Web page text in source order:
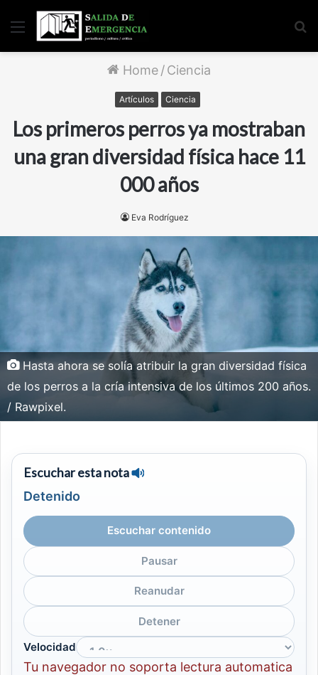
Menu
Home/Ciencia
Artículos Ciencia
Los primeros perros ya mostraban
una gran diversidad física hace 11
000 años
Eva Rodríguez
Hasta ahora se solía atribuir la gran diversidad física
de los perros a la cría intensiva de los últimos 200 años.
/ Rawpixel.
Escuchar esta nota
Detenido
Escuchar contenido
Pausar
Reanudar
Detener
Velocidad
Tu navegador no soporta lectura automatica